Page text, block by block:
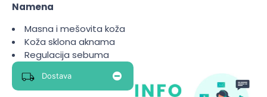
Namena
Masna i mešovita koža
Koža sklona aknama
Regulacija sebuma
Dostava